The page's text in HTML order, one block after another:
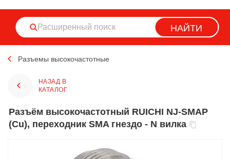
НАЙТИ
Разъемы высокочастотные
НАЗАД В
КАТАЛОГ
Разъём высокочастотный RUICHI NJ-SMAP
(Cu), переходник SMA гнездо - N вилка